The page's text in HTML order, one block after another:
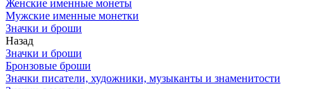
Женские именные монеты
Мужские именные монетки
Значки и броши
Назад
Значки и броши
Бронзовые броши
Значки писатели, художники, музыканты и знаменитости